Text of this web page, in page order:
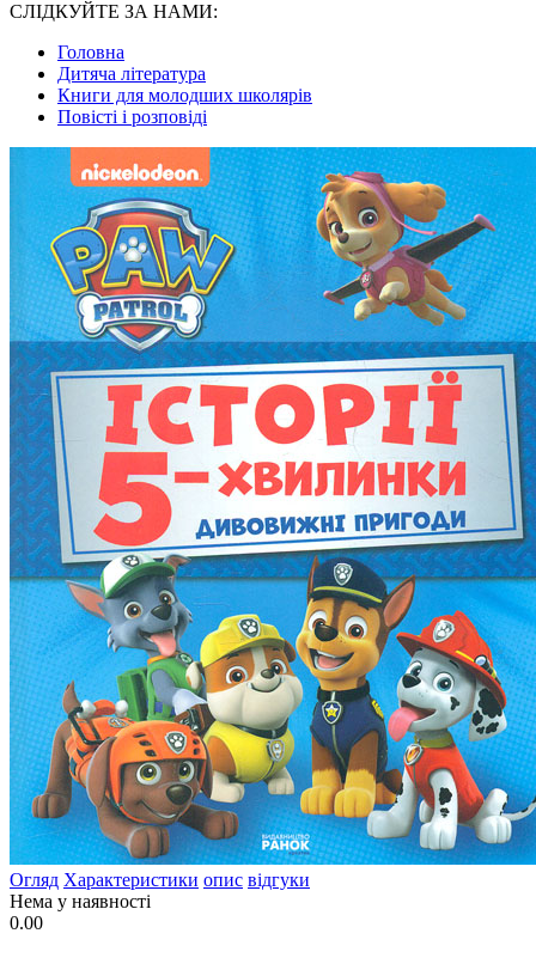
СЛІДКУЙТЕ ЗА НАМИ:
Головна
Дитяча література
Книги для молодших школярів
Повісті і розповіді
Огляд Характеристики опис відгуки
Нема у наявності
0.00